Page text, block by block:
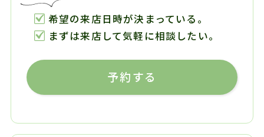
希望の来店日時が決まっている。
まずは来店して気軽に相談したい。
予約する